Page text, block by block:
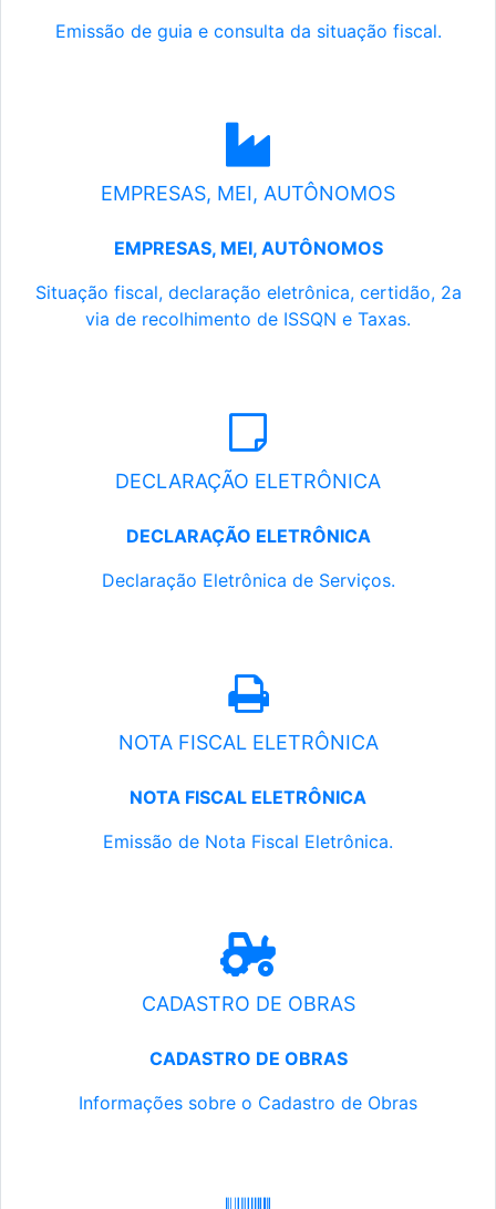
Emissão de guia e consulta da situação fiscal.
EMPRESAS, MEI, AUTÔNOMOS
EMPRESAS, MEI, AUTÔNOMOS
Situação fiscal, declaração eletrônica, certidão, 2a
via de recolhimento de ISSQN e Taxas.
DECLARAÇÃO ELETRÔNICA
DECLARAÇÃO ELETRÔNICA
Declaração Eletrônica de Serviços.
NOTA FISCAL ELETRÔNICA
NOTA FISCAL ELETRÔNICA
Emissão de Nota Fiscal Eletrônica.
CADASTRO DE OBRAS
CADASTRO DE OBRAS
Informações sobre o Cadastro de Obras